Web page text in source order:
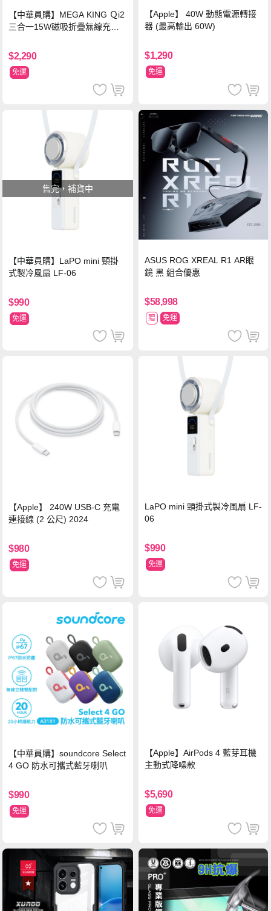
【中華員購】MEGA KING Ｑi2
三合一15W磁吸折疊無線充電
$2,290
免運
【Apple】 40W 動態電源轉接
器 (最高輸出 60W)
$1,290
免運
售完，補貨中
【中華員購】LaPO mini 頸掛
式製冷風扇 LF-06
$990
免運
ASUS ROG XREAL R1 AR眼
鏡 黑 組合優惠
$58,998
贈 免運
【Apple】 240W USB-C 充電
連接線 (2 公尺) 2024
$980
免運
LaPO mini 頸掛式製冷風扇 LF-
06
$990
免運
【中華員購】soundcore Select
4 GO 防水可攜式藍牙喇叭
$990
免運
【Apple】AirPods 4 藍芽耳機
主動式降噪款
$5,690
免運